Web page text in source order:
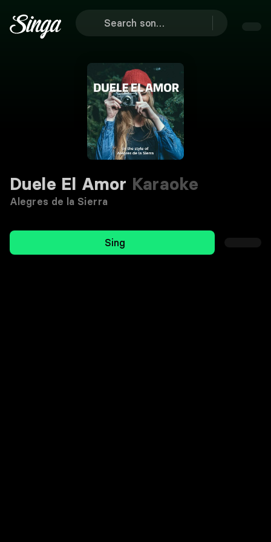
Duele El Amor Karaoke
Alegres de la Sierra
Sing